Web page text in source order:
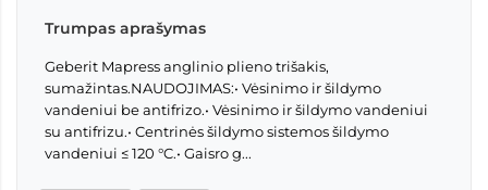
Trumpas aprašymas
Geberit Mapress anglinio plieno trišakis,
sumažintas.NAUDOJIMAS:• Vėsinimo ir šildymo
vandeniui be antifrizo.• Vėsinimo ir šildymo vandeniui
su antifrizu.• Centrinės šildymo sistemos šildymo
vandeniui ≤ 120 °C.• Gaisro g...